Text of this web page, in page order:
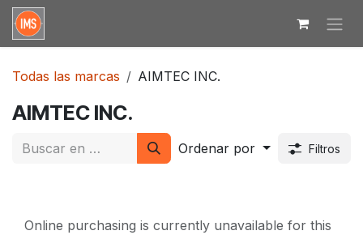
Ir al contenido
Todas las marcas AIMTEC INC.
AIMTEC INC.
Ordenar por Filtros
Online purchasing is currently unavailable for this